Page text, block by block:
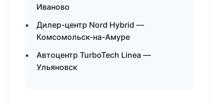
Иваново
Дилер-центр Nord Hybrid —
Комсомольск-на-Амуре
Автоцентр TurboTech Linea —
Ульяновск